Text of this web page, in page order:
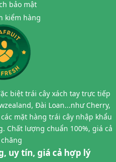
bảo mật
kiểm hàng
biệt trái cây xách tay trực tiếp
Đài Loan...như Cherry,
mặt hàng trái cây nhập khẩu
Chất lượng chuẩn 100%, giá cả
uy tín, giá cả hợp lý